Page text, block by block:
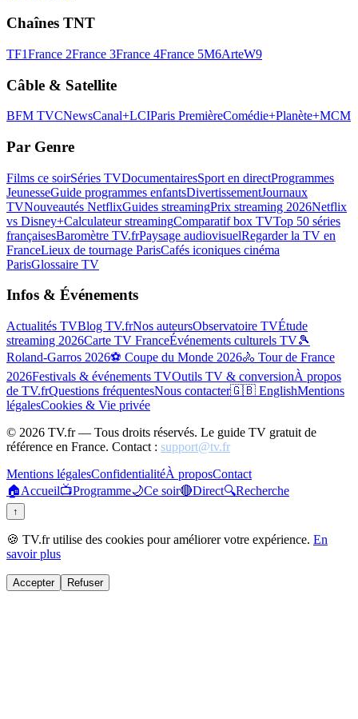
Chaînes TNT
TF1France 2France 3France 4France 5M6ArteW9
Câble & Satellite
BFM TVCNewsCanal+LCIParis PremièreComédie+Planète+MCM
Par Genre
Films ce soirSéries TVDocumentairesSport en directProgrammes
JeunesseGuide programmes enfantsDivertissementJournaux
TVNouveautés NetflixGuides streamingPrix streaming 2026Netflix
vs Disney+Calculateur streamingComparatif box TVTop 50 séries
françaisesBaromètre TV.frPaysage audiovisuelRegarder la TV en
FranceLieux de tournage ParisCafés iconiques cinéma
ParisGlossaire TV
Infos & Événements
Actualités TVBlog TV.frNos auteursObservatoire TVÉtude
streaming 2026Carte TV FranceÉvénements culturels TV🎾
Roland-Garros 2026⚽ Coupe du Monde 2026🚴 Tour de France
2026Festivals & événements TVOutils TV & conversionÀ propos
de TV.frQuestions fréquentesNous contacter🇬🇧 EnglishMentions
légalesCookies & Vie privée
© 2026 TV.fr — Tous droits réservés. Le guide TV gratuit de
référence en France. Contact : support@tv.fr
Mentions légalesConfidentialitéÀ proposContact
🏠Accueil📺Programme🌙Ce soir🔴Direct🔍Recherche
↑
🍪 TV.fr utilise des cookies pour améliorer votre expérience. En
savoir plus
Accepter Refuser